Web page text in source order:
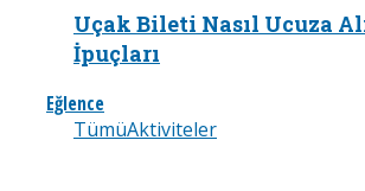
Uçak Bileti Nasıl Ucuza
İpuçları
Eğlence
TümüAktiviteler